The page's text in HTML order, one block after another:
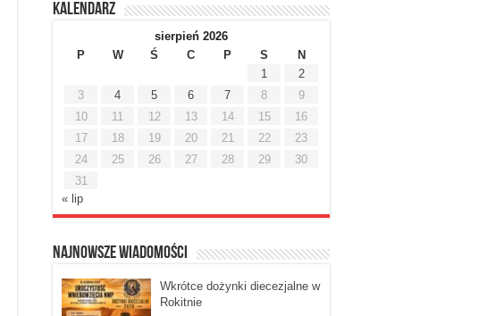
Kalendarz
sierpień 2026
P
W Ś C P S
N
1
2
3
4 5 6 7 8
9
10
11 12 13 14 15
16
17
18 19 20 21 22
23
24
25 26 27 28 29
30
31
« lip
Najnowsze Wiadomości
Wkrótce dożynki diecezjalne w
Rokitnie